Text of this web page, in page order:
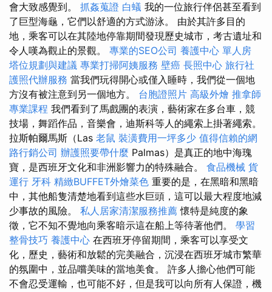
會大致感覺到。 抓姦蒐證 白蟻 我的一位旅行伴侶甚至看到
了巨型海龜，它們以舒適的方式游泳。 由於其許多目的
地，乘客可以在其陸地停靠期間發現歷史城市，考古遺址和
令人嘆為觀止的景觀。 專業的SEO公司 養護中心 單人房
塔位規劃與建議 專業打掃阿姨服務 壁癌 長照中心 旅行社
護照代辦服務 當我們玩得開心或僅入睡時，我們從一個地
方沒有被注意到另一個地方。 台胞證照片 高級外燴 推拿師
專業課程 我們看到了馬戲團的表演，藝術家在多台車，競
技場，舞蹈作品，音樂會，迪斯科等人的繩索上掛著繩索。
拉斯帕爾馬斯（Las 老鼠 裝潢費用一坪多少 值得信賴的網
路行銷公司 辦護照要帶什麼 Palmas）是真正的地中海瑰
寶，是西班牙文化和非洲影響力的特殊融合。 食品機械 貨
運行 牙科 精緻BUFFET外燴菜色 重要的是，在黑暗和黑暗
中，其他船隻清楚地看到這些水巨頭，這可以最大程度地減
少事故的風險。 私人居家清潔服務推薦懷特是純度的象
徵，它不知不覺地向乘客暗示這在船上等待著他們。 學習
整骨技巧 養護中心 在西班牙停留期間，乘客可以享受文
化，歷史，藝術和放鬆的完美融合，沉浸在西班牙城市繁華
的氛圍中，並品嚐美味的當地美食。 許多人擔心他們可能
不會忍受運輸，也可能不好，但是我可以向所有人保證，機